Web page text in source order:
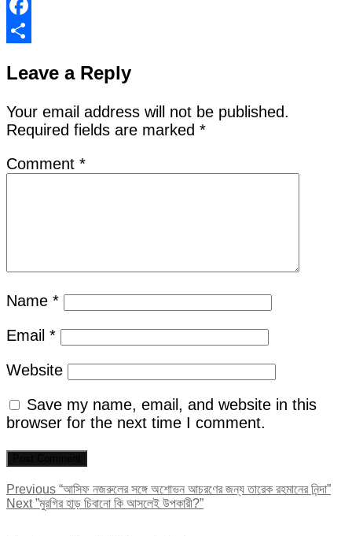
Facebook
Leave a Reply
Your email address will not be published.
Required fields are marked *
Comment *
Name *
Email *
Website
Save my name, email, and website in this
browser for the next time I comment.
Post
navigation
Previous Previous
post:
“আসিফ নজরুলের সঙ্গে অশোভন আচরণের জন্য তারেক রহমানের নিন্দা”
Next Next
”মুরগির হাড় চিবানো কি আসলেই উপকারী?”